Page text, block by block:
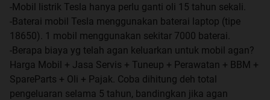
-Mobil listrik Tesla hanya perlu ganti oli 15 tahun sekali.
-Baterai mobil Tesla menggunakan baterai laptop (tipe
18650). 1 mobil menggunakan sekitar 7000 baterai.
-Berapa biaya yg telah agan keluarkan untuk mobil agan?
Harga Mobil + Jasa Servis + Tuneup + Perawatan + BBM +
SpareParts + Oli + Pajak. Coba dihitung deh total
pengeluaran selama 5 tahun, bandingkan jika agan